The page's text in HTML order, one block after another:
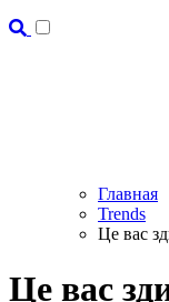
Главная
Trends
Це вас
Це вас